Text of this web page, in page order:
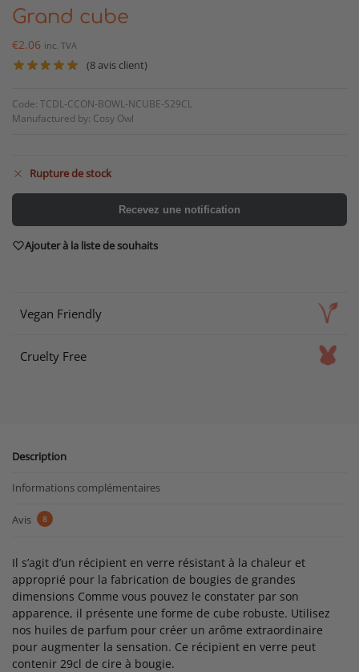
Grand cube
€2.06 inc. TVA
(8avis client)
Code: TCDL-CCON-BOWL-NCUBE-S29CL
Manufactured by: Cosy Owl
Rupture de stock
Recevez une notification
Ajouter à la liste de souhaits
Vegan Friendly
Cruelty Free
Description
Informations complémentaires
Avis 8
Il s’agit d’un récipient en verre résistant à la chaleur et
approprié pour la fabrication de bougies de grandes
dimensions Comme vous pouvez le constater par son
apparence, il présente une forme de cube robuste. Utilisez
nos huiles de parfum pour créer un arôme extraordinaire
pour augmenter la sensation. Ce récipient en verre peut
contenir 29cl de cire à bougie.